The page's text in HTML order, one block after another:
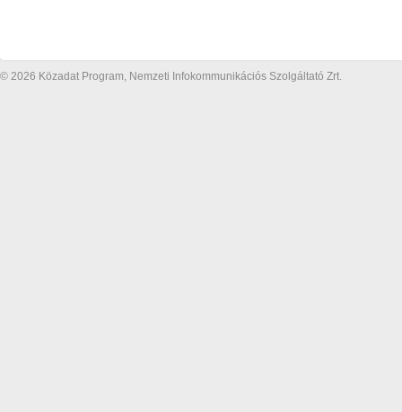
© 2026 Közadat Program, Nemzeti Infokommunikációs Szolgáltató Zrt.